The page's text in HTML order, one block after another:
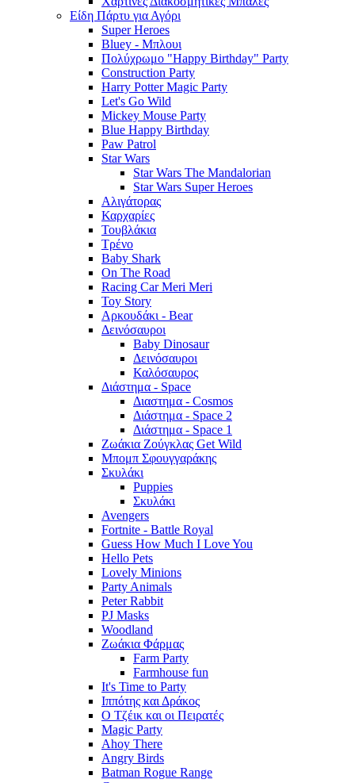
Είδη Πάρτυ για Αγόρι
Super Heroes
Bluey - Μπλουι
Πολύχρωμο "Happy Birthday" Party
Construction Party
Harry Potter Magic Party
Let's Go Wild
Mickey Mouse Party
Blue Happy Birthday
Paw Patrol
Star Wars
Star Wars The Mandalorian
Star Wars Super Heroes
Αλιγάτορας
Καρχαρίες
Τουβλάκια
Τρένο
Baby Shark
On The Road
Racing Car Meri Meri
Toy Story
Αρκουδάκι - Bear
Δεινόσαυροι
Baby Dinosaur
Δεινόσαυροι
Καλόσαυρος
Διάστημα - Space
Διαστημα - Cosmos
Διάστημα - Space 2
Διάστημα - Space 1
Ζωάκια Ζούγκλας Get Wild
Μπομπ Σφουγγαράκης
Σκυλάκι
Puppies
Σκυλάκι
Avengers
Fortnite - Battle Royal
Guess How Much I Love You
Hello Pets
Lovely Minions
Party Animals
Peter Rabbit
PJ Masks
Woodland
Ζωάκια Φάρμας
Farm Party
Farmhouse fun
It's Time to Party
Ιππότης και Δράκος
Ο Τζέικ και οι Πειρατές
Magic Party
Ahoy There
Angry Birds
Batman Rogue Range